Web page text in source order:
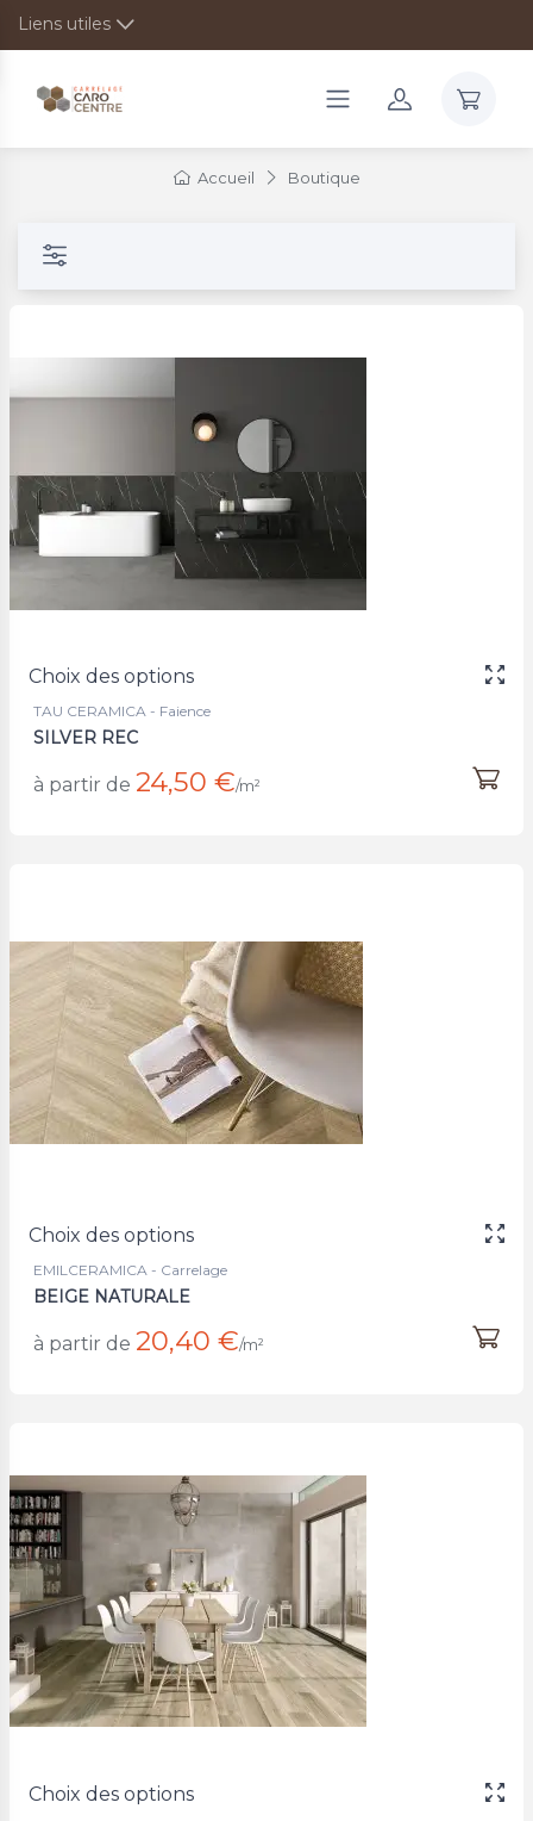
Liens utiles
Accueil Boutique
Choix des options
TAU CERAMICA - Faience
SILVER REC
à partir de 24,50 €/m²
Choix des options
EMILCERAMICA - Carrelage
BEIGE NATURALE
à partir de 20,40 €/m²
Choix des options